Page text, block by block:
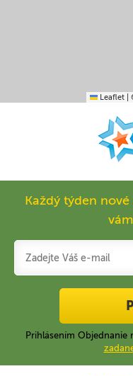
Leaflet
Každý týden
Prihlásením Objednanie